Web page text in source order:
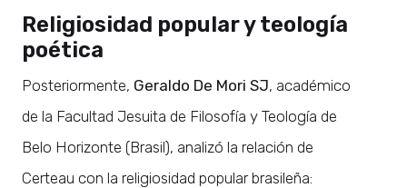
Religiosidad popular y teología
poética
Posteriormente, Geraldo De Mori SJ, académico
de la Facultad Jesuita de Filosofía y Teología de
Belo Horizonte (Brasil), analizó la relación de
Certeau con la religiosidad popular brasileña: